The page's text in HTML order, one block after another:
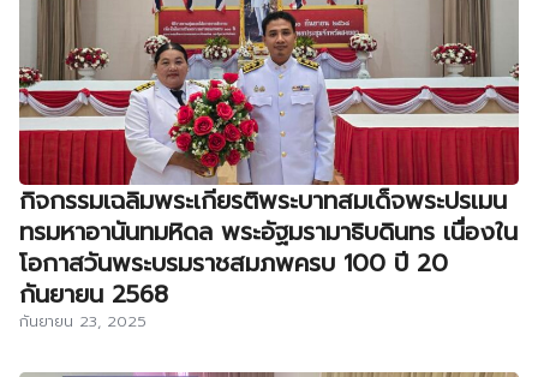
กิจกรรมเฉลิมพระเกียรติพระบาทสมเด็จพระปรเมน
ทรมหาอานันทมหิดล พระอัฐมรามาธิบดินทร เนื่องใน
โอกาสวันพระบรมราชสมภพครบ 100 ปี 20
กันยายน 2568
กันยายน 23, 2025